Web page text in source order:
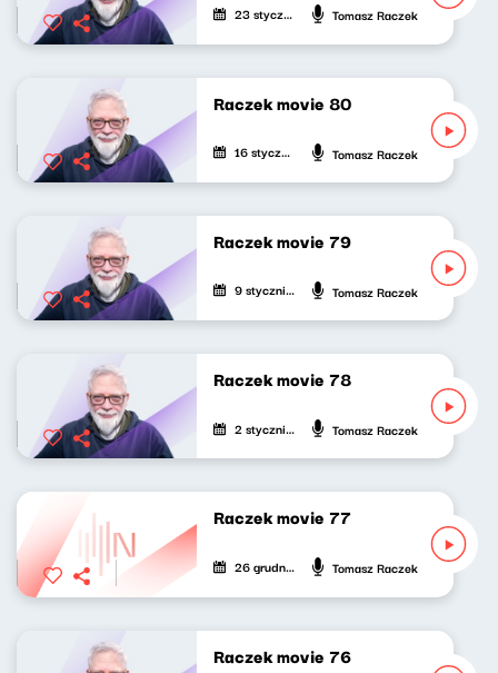
23 stycznia 2022 Tomasz Raczek
Raczek movie 80
16 stycznia 2022 Tomasz Raczek
Raczek movie 79
9 stycznia 2022 Tomasz Raczek
Raczek movie 78
2 stycznia 2022 Tomasz Raczek
Raczek movie 77
26 grudnia 2021 Tomasz Raczek
Raczek movie 76